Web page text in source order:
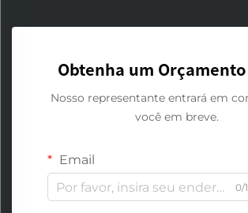
Obtenha um
Nosso representante entrará em
você em breve.
Email
0/